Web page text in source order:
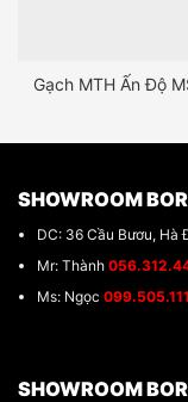
Gạch MTH Ấn Độ
SHOWROOM
DC: 36 Cầu Bươu, Hà
Mr: Thành
Ms: Ngọc
SHOWROOM